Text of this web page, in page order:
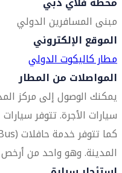
مبنى المسافرين الدولي
الموقع الإلكتروني
مطار كاليكوت الدولي
المواصلات من المطار
يمكنك الوصول إلى مركز
سيارات الأجرة. تتوفر
المدينة. وهو واحد من أرخص